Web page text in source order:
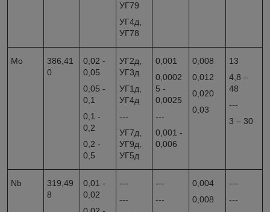
УГ79
УГ4д,
УГ78
Mo
386,41
0
0,02 -
0,05
0,05 -
0,1
0,1 -
0,2
0,2 -
0,5
УГ2д,
УГ3д
УГ1д,
УГ4д
---
УГ7д,
УГ9д,
УГ5д
0,001
0,0002
5 -
0,0025
---
0,001 -
0,006
0,008
0,012
0,020
0,03
13
4,8 –
48
---
3 – 30
Nb
319,49
8
0,01 -
0,02
---
---
---
---
0,004
0,008
---
---